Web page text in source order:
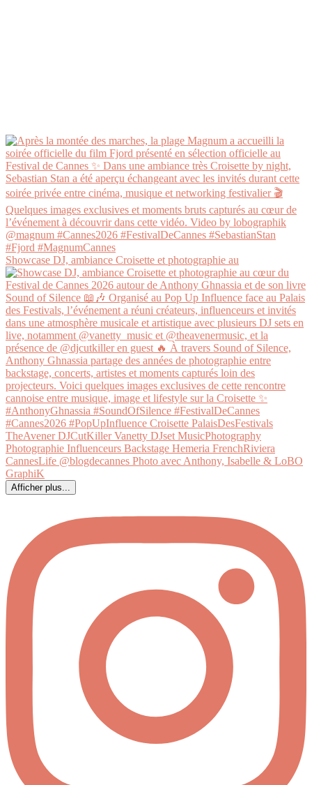
Showcase DJ, ambiance Croisette et photographie au
Afficher plus...